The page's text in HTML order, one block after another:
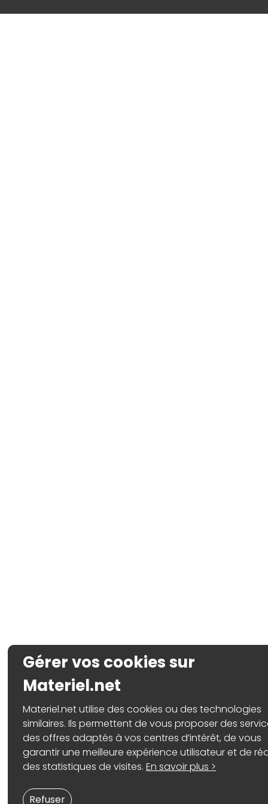
Gérer vos cookies sur
Materiel.net
Materiel.net utilise des cookies ou des technologies
similaires. Ils permettent de vous proposer des
des offres adaptés à vos centres d’intérêt, de vous
garantir une meilleure expérience utilisateur et de
des statistiques de visites.En savoir plus >
Refuser